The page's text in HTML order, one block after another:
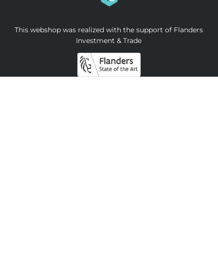
This webshop was realized with the support of Flanders
Investment & Trade